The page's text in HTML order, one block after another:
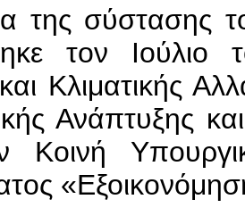
της σύστασης
τον
Κλιματικής
Ανάπτυξης
Κοινή